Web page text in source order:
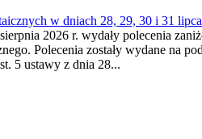
w dniach 28, 29, 30 i 31
2026 r. wydały polecenia
Polecenia zostały wydane na
5 ustawy z dnia 28...